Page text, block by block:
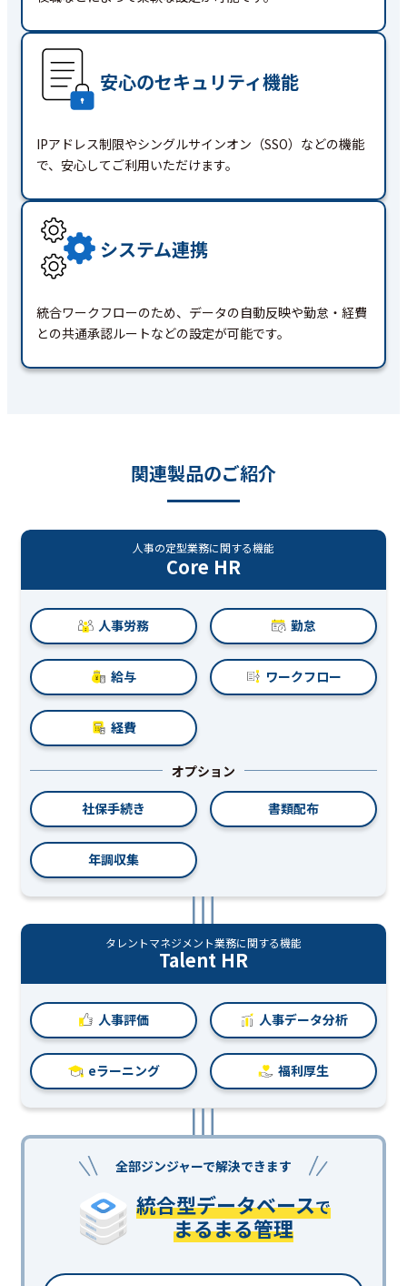
安心のセキュリティ機能
IPアドレス制限やシングルサインオン（SSO）などの機能
で、安心してご利用いただけます。
システム連携
統合ワークフローのため、データの自動反映や勤怠・経費
との共通承認ルートなどの設定が可能です。
関連製品のご紹介
人事の定型業務に関する機能
Core HR
人事労務 勤怠
給与 ワークフロー
経費
オプション
社保手続き 書類配布
年調収集
タレントマネジメント業務に関する機能
Talent HR
人事評価 人事データ分析
eラーニング 福利厚生
全部ジンジャーで解決できます
統合型データベースで
まるまる管理